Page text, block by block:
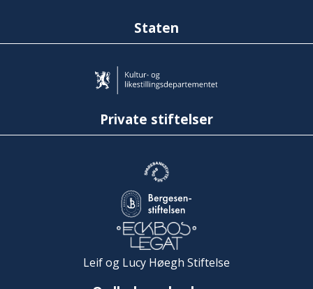
Staten
Private stiftelser
Leif og Lucy Høegh Stiftelse